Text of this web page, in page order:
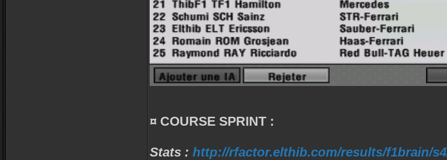
¤ COURSE SPRINT :
Stats : http://rfactor.elthib.com/results/f1brain/